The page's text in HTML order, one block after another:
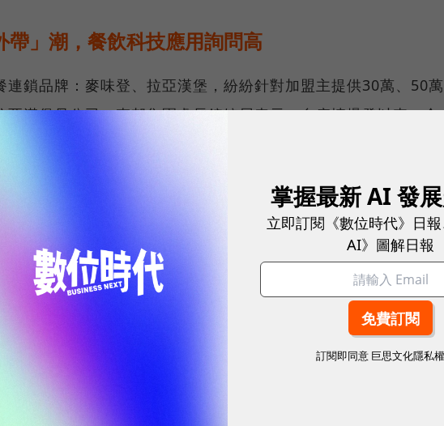
帶」潮，餐飲科技應用詢問高
連鎖品牌：麥味登、拉亞漢堡，紛紛針對加盟主提供30萬、50萬
亞漢堡母公司、森邦集團處長鐘婉屏表示，自疫情爆發以來，全
平，影響不大，推測與消費者習慣「外帶」有關。
表示，疫情因素雖有影響，但餐飲與手搖飲業者卻在外帶市場看
。
掌握最新 AI 發
立即訂閱《數位時代》日
AI》圖解日報
訂閱即同意 巨思文化隱私